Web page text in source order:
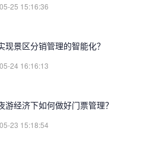
25 15:16:36
现景区分销管理的智能化？
24 16:16:13
游经济下如何做好门票管理？
23 15:18:54